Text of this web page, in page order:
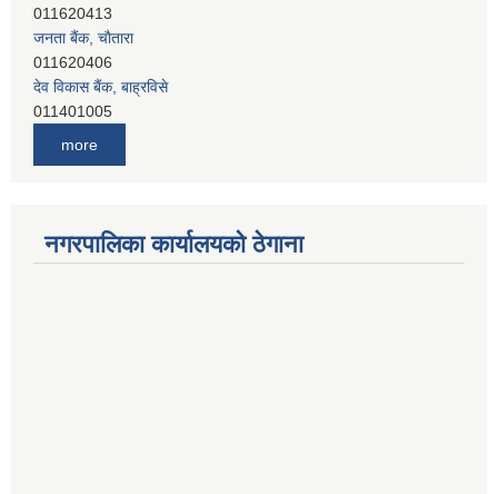
011620413
जनता बैंक, चाैतारा
011620406
देव विकास बैंक, बाह्रविसे
011401005
नेपाल क्रेडिट एण्ड कमर्स बैंक, चाैतारा
011620402
more
नगरपालिका कार्यालयको ठेगाना